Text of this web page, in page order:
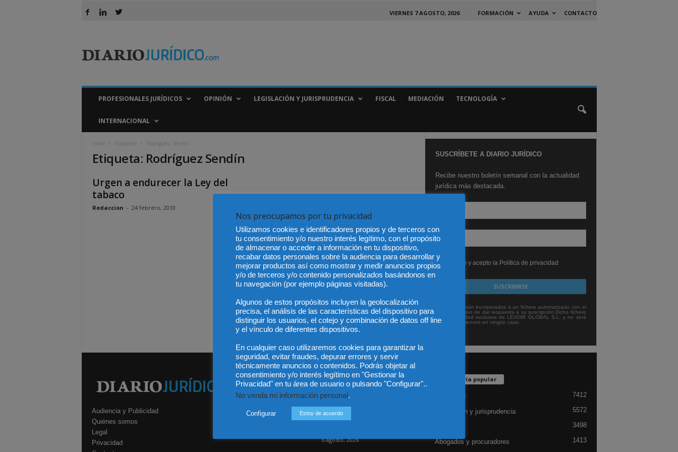
VIERNES 7 AGOSTO, 2026 FORMACIÓN AYUDA CONTACTO
a
r
PROFESIONALES JURÍDICOS OPINIÓN LEGISLACIÓN Y JURISPRUDENCIA FISCAL MEDIACIÓN TECNOLOGÍA
INTERNACIONAL
Inicio Etiquetas Rodríguez Sendín
Etiqueta: Rodríguez Sendín
Urgen a endurecer la Ley del
tabaco
Redaccion - 24 febrero, 2010
SUSCRÍBETE A DIARIO JURÍDICO
Recibe nuestro boletín semanal con la actualidad
jurídica más destacada.
He leído y acepto la Política de privacidad
Sus datos serán incorporados a un fichero automatizado con el
objeto exclusivo de dar respuesta a su suscripción Dicho fichero
es de titularidad exclusiva de LEXDIR GLOBAL S.L. y no será
cedido a un tercero en ningún caso.
Audiencia y Publicidad
Quiénes somos
Legal
Privacidad
Incluso más noticias
Las empresas se exponen a
responsabilidades penales
por una prevención
6 agosto, 2026
Categoría popular
7412
Legislación y jurisprudencia 5572
3498
Abogados y procuradores
1413
Nos preocupamos por tu privacidad
Utilizamos cookies e identificadores propios y de terceros con
tu consentimiento y/o nuestro interés legítimo, con el propósito
de almacenar o acceder a información en tu dispositivo,
recabar datos personales sobre la audiencia para desarrollar y
mejorar productos así como mostrar y medir anuncios propios
y/o de terceros y/o contenido personalizados basándonos en
tu navegación (por ejemplo páginas visitadas).
Algunos de estos propósitos incluyen la geolocalización
precisa, el análisis de las características del dispositivo para
distinguir los usuarios, el cotejo y combinación de datos off line
y el vínculo de diferentes dispositivos.
En cualquier caso utilizaremos cookies para garantizar la
seguridad, evitar fraudes, depurar errores y servir
técnicamente anuncios o contenidos. Podrás objetar al
consentimiento y/o interés legítimo en "Gestionar la
Privacidad" en tu área de usuario o pulsando "Configurar"..
No venda mi información personal.
Configurar Estoy de acuerdo